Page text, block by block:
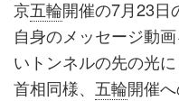
京五輪開催の7月23日
自身のメッセージ動
いトンネルの先の光
首相同様、 五輪開催